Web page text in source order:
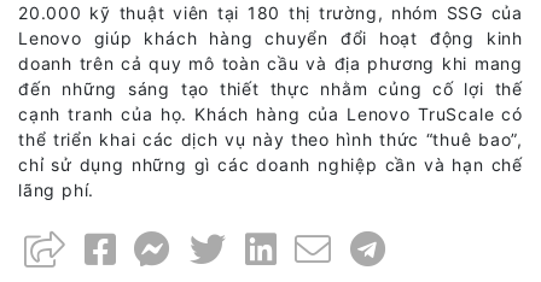
20.000 kỹ thuật viên tại 180 thị trường, nhóm SSG của
Lenovo giúp khách hàng chuyển đổi hoạt động kinh
doanh trên cả quy mô toàn cầu và địa phương khi mang
đến những sáng tạo thiết thực nhằm củng cố lợi thế
cạnh tranh của họ. Khách hàng của Lenovo TruScale có
thể triển khai các dịch vụ này theo hình thức “thuê bao”,
chỉ sử dụng những gì các doanh nghiệp cần và hạn chế
lãng phí.